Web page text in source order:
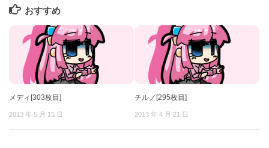
おすすめ
メディ[303枚目]
2013 年 5 月 11 日
チルノ[295枚目]
2013 年 4 月 21 日